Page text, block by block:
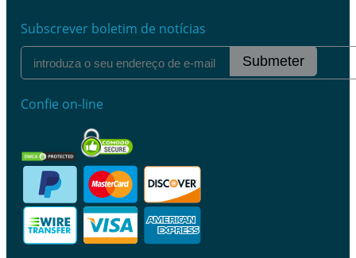
Subscrever boletim de notícias
Submeter
Confie on-line